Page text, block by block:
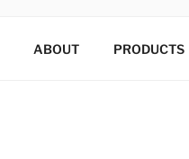
ABOUT PRODUCTS